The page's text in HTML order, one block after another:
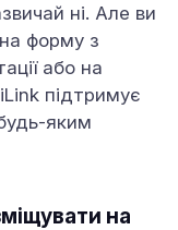
ні. Але ви
форму з
або на
підтримує
яким
на